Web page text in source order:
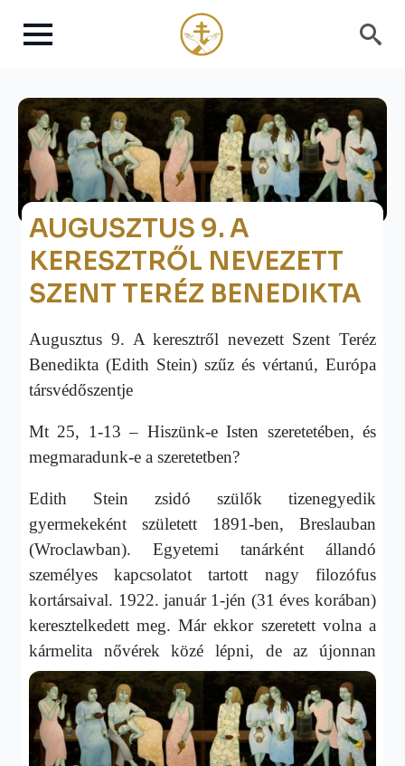
AUGUSZTUS 9. A
KERESZTRŐL NEVEZETT
SZENT TERÉZ BENEDIKTA
Augusztus 9. A keresztről nevezett Szent Teréz
Benedikta (Edith Stein) szűz és vértanú, Európa
társvédőszentje
Mt 25, 1-13 – Hiszünk-e Isten szeretetében, és
megmaradunk-e a szeretetben?
Edith Stein zsidó szülők tizenegyedik
gyermekeként született 1891-ben, Breslauban
(Wroclawban). Egyetemi tanárként állandó
személyes kapcsolatot tartott nagy filozófus
kortársaival. 1922. január 1-jén (31 éves korában)
keresztelkedett meg. Már ekkor szeretett volna a
kármelita nővérek közé lépni, de az újonnan